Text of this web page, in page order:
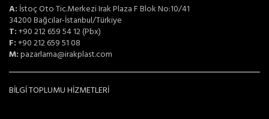
A: İstoç Oto Tic.Merkezi Irak Plaza F Blok No:10/41
34200 Bağcılar-İstanbul/Türkiye
T:+90 212 659 54 12 (Pbx)
F:+90 212 659 51 08
M:pazarlama@irakplast.com
BİLGİ TOPLUMU HİZMETLERİ